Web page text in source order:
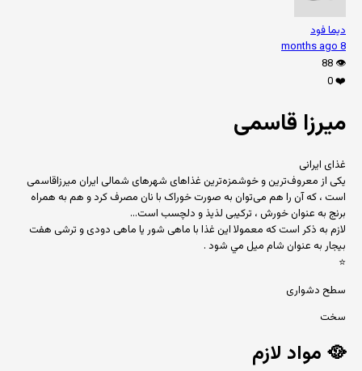
دیما فود
8 months ago
👁️
88
❤️
0
میرزا قاسمی
غذای ایرانی
یکی از معروف‌ترین و خوشمزه‌ترین غذاهای شهرهای شمالی ایران میرزاقاسمی
است ، که آن را هم می‌توان به صورت خوراک با نان مصرف کرد و هم به همراه
برنج به عنوان خورش ، ترکیبی لذیذ و دلچسب است...
لازم به ذكر است كه معمولا این غذا با ماهى شور یا ماهى دودى و ترشى هفت
بیجار به عنوان شام ميل مي شود .
⭐
سطح دشواری
سخت
🥘 مواد لازم